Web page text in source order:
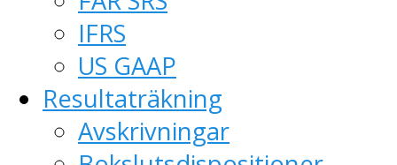
IFRS
US GAAP
Resultaträkning
Avskrivningar